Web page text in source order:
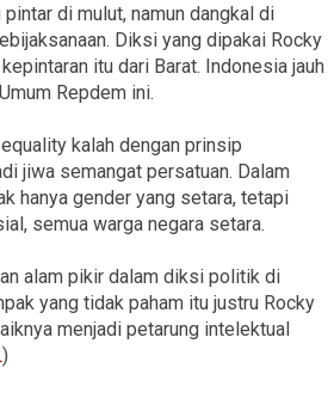
di mulut, namun dangkal di
Diksi yang dipakai Rocky
itu dari Barat. Indonesia jauh
Repdem ini.
kalah dengan prinsip
jiwa semangat persatuan. Dalam
hanya gender yang setara, tetapi
semua warga negara setara.
alam pikir dalam diksi politik di
yang tidak paham itu justru Rocky
menjadi petarung intelektual
)